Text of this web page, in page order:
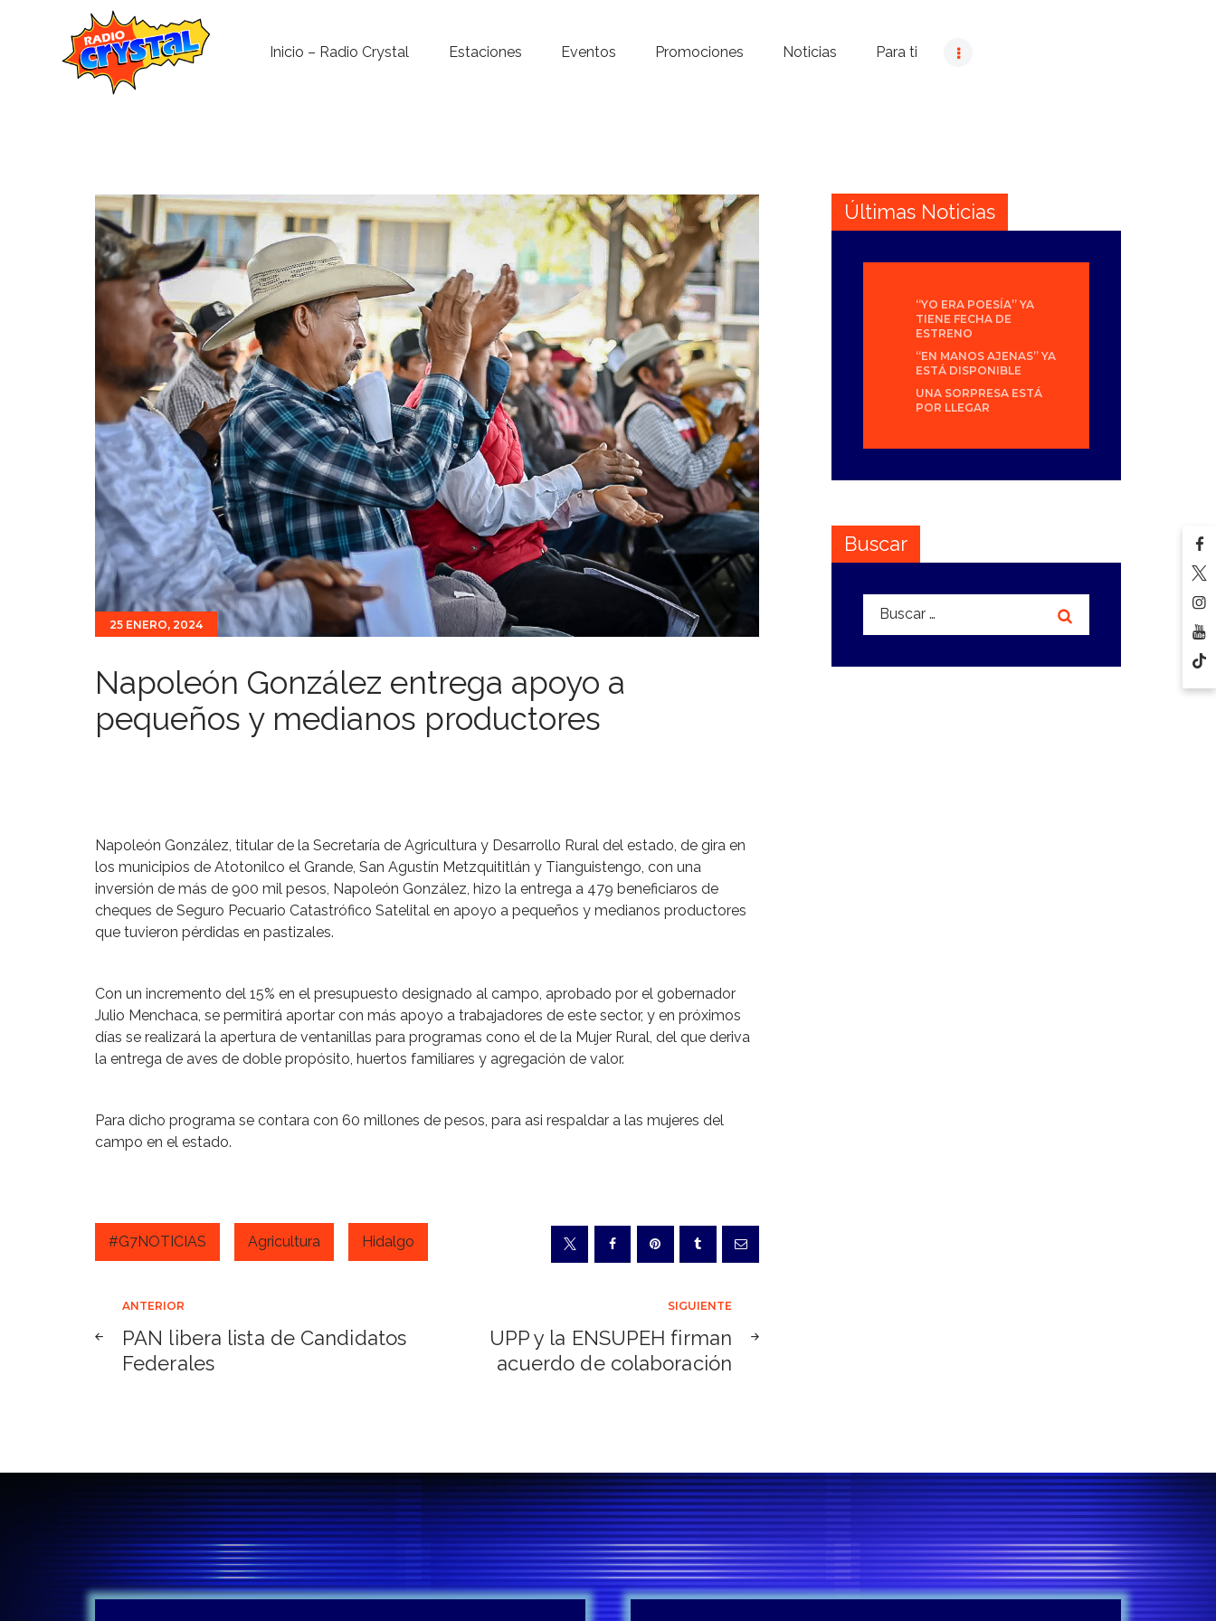
Inicio – Radio Crystal Estaciones Eventos Promociones Noticias Para ti
Noticias
Para ti
Contacto
25 ENERO, 2024
Napoleón González entrega apoyo a
pequeños y medianos productores
Napoleón González, titular de la Secretaría de Agricultura y Desarrollo Rural del estado, de gira en
los municipios de Atotonilco el Grande, San Agustín Metzquititlán y Tianguistengo, con una
inversión de más de 900 mil pesos, Napoleón González, hizo la entrega a 479 beneficiaros de
cheques de Seguro Pecuario Catastrófico Satelital en apoyo a pequeños y medianos productores
que tuvieron pérdidas en pastizales.
Con un incremento del 15% en el presupuesto designado al campo, aprobado por el gobernador
Julio Menchaca, se permitirá aportar con más apoyo a trabajadores de este sector, y en próximos
días se realizará la apertura de ventanillas para programas cono el de la Mujer Rural, del que deriva
la entrega de aves de doble propósito, huertos familiares y agregación de valor.
Para dicho programa se contara con 60 millones de pesos, para asi respaldar a las mujeres del
campo en el estado.
#G7NOTICIAS Agricultura Hidalgo
Navegación
de
ANTERIOR
PAN libera lista de Candidatos
Federales
SIGUIENTE
UPP y la ENSUPEH firman
acuerdo de colaboración
Últimas Noticias
“YO ERA POESÍA” YA
TIENE FECHA DE
ESTRENO
“EN MANOS AJENAS” YA
ESTÁ DISPONIBLE
UNA SORPRESA ESTÁ
POR LLEGAR
Buscar
Buscar: